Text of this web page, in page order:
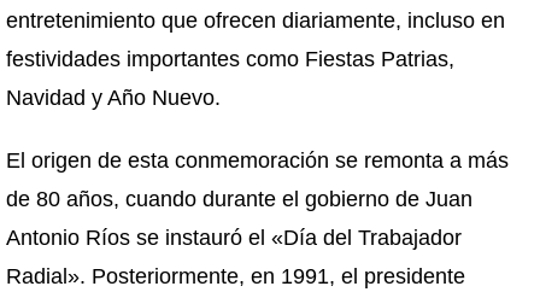
entretenimiento que ofrecen diariamente, incluso en
festividades importantes como Fiestas Patrias,
Navidad y Año Nuevo.
El origen de esta conmemoración se remonta a más
de 80 años, cuando durante el gobierno de Juan
Antonio Ríos se instauró el «Día del Trabajador
Radial». Posteriormente, en 1991, el presidente